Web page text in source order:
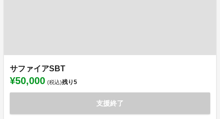
サファイアSBT
¥50,000 (税込)残り5
支援終了